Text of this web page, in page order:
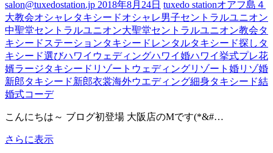
ト
に
お
勧
め
リ
ゾ
ー
カ
ー
salon@tuxedostation.jp 2018年8月24日 tuxedo stationオアフ島４
大教会オシャレタキシードオシャレ男子セントラルユニオン
中聖堂セントラルユニオン大聖堂セントラルユニオン教会タ
キシードステーションタキシードレンタルタキシード探し タ
キシード選びハワイウェディングハワイ婚ハワイ挙式プレ花
婿ラージタキシード リゾートウェディングリゾート婚リゾ婚
新郎タキシード新郎衣裳海外ウエディング細身タキシード結
婚式コーデ
こんにちは～ ブログ初登場 大阪店のMです(*&#…
さらに表示ハ